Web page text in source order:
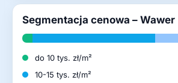
Segmentacja cenowa – Wawer
do 10 tys. zł/m²
10-15 tys. zł/m²